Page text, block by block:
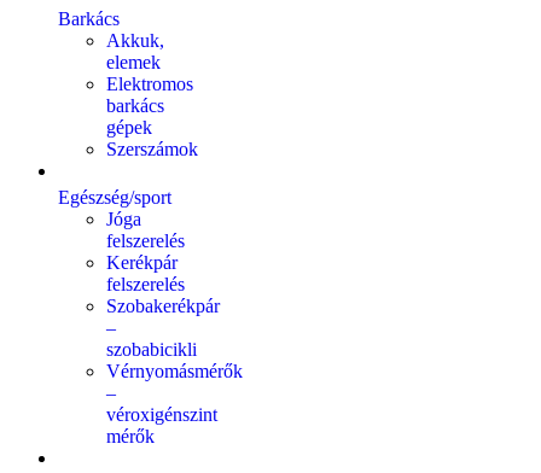
Barkács
Akkuk,
elemek
Elektromos
barkács
gépek
Szerszámok
Egészség/sport
Jóga
felszerelés
Kerékpár
felszerelés
Szobakerékpár
–
szobabicikli
Vérnyomásmérők
–
véroxigénszint
mérők